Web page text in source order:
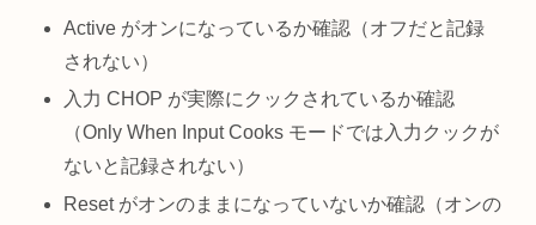
Active がオンになっているか確認（オフだと記録
されない）
入力 CHOP が実際にクックされているか確認
（Only When Input Cooks モードでは入力クックが
ないと記録されない）
Reset がオンのままになっていないか確認（オンの